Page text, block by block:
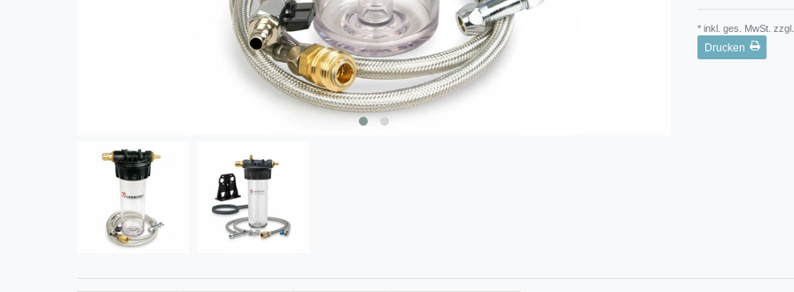
* inkl. ges. MwSt. zzgl.
Drucken